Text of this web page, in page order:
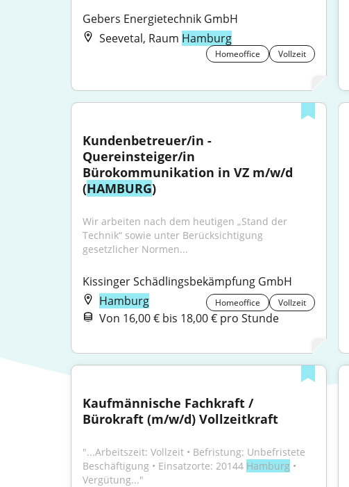
Gebers Energietechnik GmbH
Seevetal, Raum Hamburg
Homeoffice Vollzeit
Kundenbetreuer/in -
Quereinsteiger/in
Bürokommunikation in VZ m/w/d
(HAMBURG)
Wir arbeiten nach dem heutigen „Stand der
Technik“ sowie unter Berücksichtigung
gesetzlicher Normen...
Kissinger Schädlingsbekämpfung GmbH
Hamburg
Homeoffice Vollzeit
Von 16,00 € bis 18,00 € pro Stunde
Kaufmännische Fachkraft /
Bürokraft (m/w/d) Vollzeitkraft
"...Arbeitszeit: Vollzeit • Befristung: Unbefristete
Beschäftigung • Einsatzorte: 20144 Hamburg •
Vergütung..."